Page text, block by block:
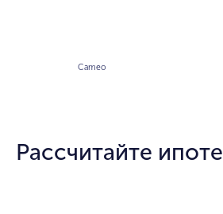
Cameo
Рассчитайте